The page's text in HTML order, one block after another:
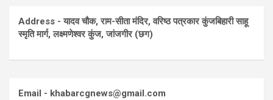
Address - यादव चौक, राम-सीता मंदिर, वरिष्ठ पत्रकार कुंजबिहारी साहू
स्मृति मार्ग, लक्ष्मणेश्वर कुंज, जांजगीर (छग)
Email - khabarcgnews@gmail.com